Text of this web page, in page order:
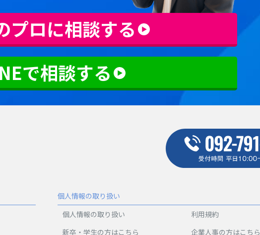
プロに相談する
で相談する
個人情報の取り扱い
個人情報の取り扱い
利用規約
新卒・学生の方はこちら
企業人事の方はこちら